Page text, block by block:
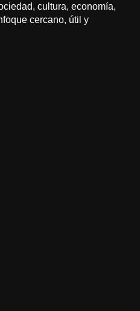
cultura, economía,
cercano, útil y